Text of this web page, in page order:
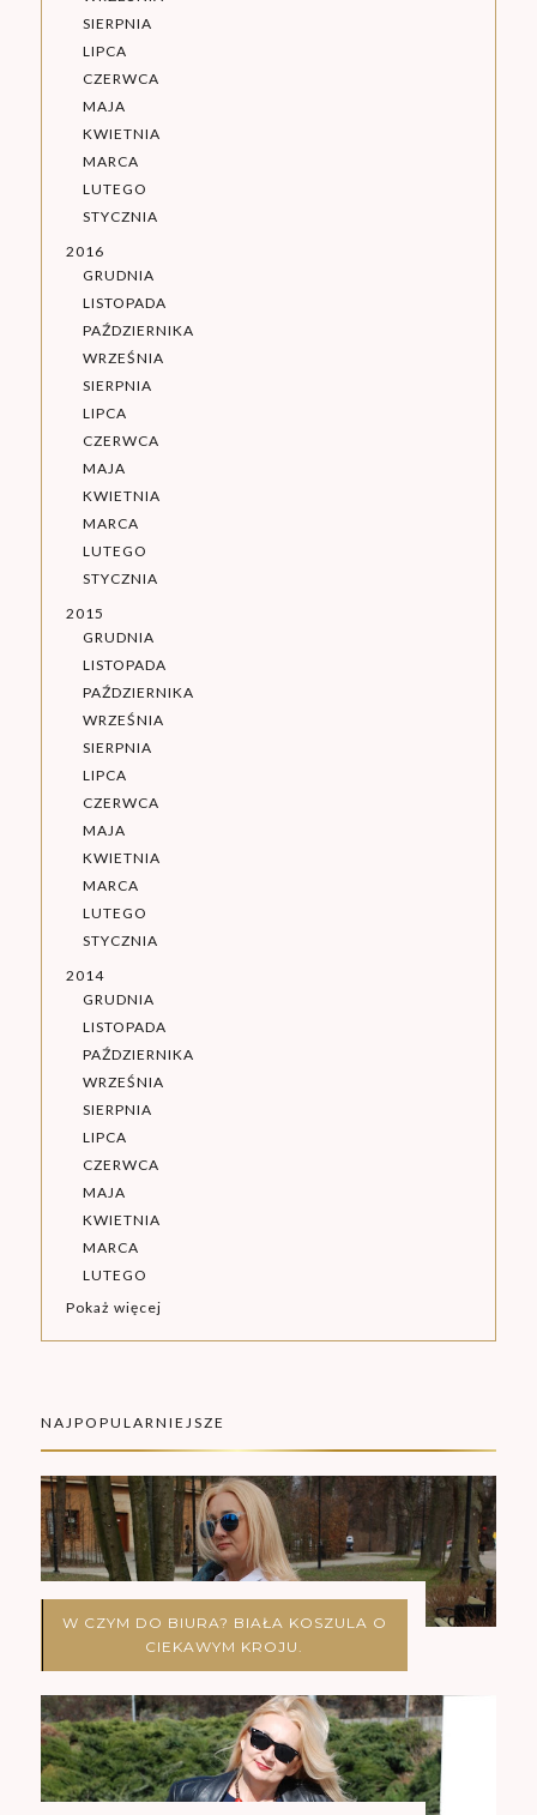
SIERPNIA
LIPCA
CZERWCA
MAJA
KWIETNIA
MARCA
LUTEGO
STYCZNIA
2016
GRUDNIA
LISTOPADA
PAŹDZIERNIKA
WRZEŚNIA
SIERPNIA
LIPCA
CZERWCA
MAJA
KWIETNIA
MARCA
LUTEGO
STYCZNIA
2015
GRUDNIA
LISTOPADA
PAŹDZIERNIKA
WRZEŚNIA
SIERPNIA
LIPCA
CZERWCA
MAJA
KWIETNIA
MARCA
LUTEGO
STYCZNIA
2014
GRUDNIA
LISTOPADA
PAŹDZIERNIKA
WRZEŚNIA
SIERPNIA
LIPCA
CZERWCA
MAJA
KWIETNIA
MARCA
LUTEGO
Pokaż więcej
NAJPOPULARNIEJSZE
W CZYM DO BIURA? BIAŁA KOSZULA O
CIEKAWYM KROJU.